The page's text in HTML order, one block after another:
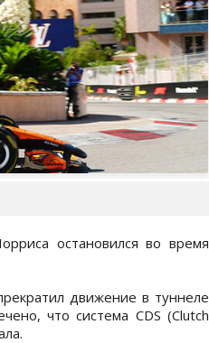
остановился во время
движение в туннеле
что система CDS (Clutch